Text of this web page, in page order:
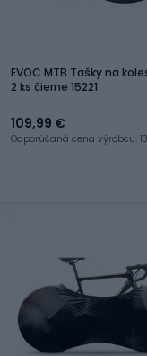
EVOC MTB Tašky na
2 ks čierne 15221
109,99 €
Odporúčaná cena výrobcu: